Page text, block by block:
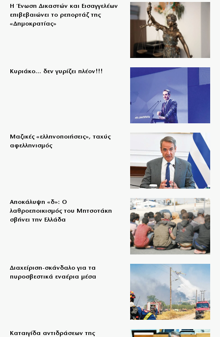
Η Ένωση Δικαστών και Εισαγγελέων
επιβεβαιώνει το ρεπορτάζ της
«Δημοκρατίας»
Κυριάκο… δεν γυρίζει πλέον!!!
Μαζικές «ελληνοποιήσεις», ταχύς
αφελληνισμός
Αποκάλυψη «δ»: Ο
λαθροεποικισμός του Μητσοτάκη
σβήνει την Ελλάδα
Διαχείριση-σκάνδαλο για τα
πυροσβεστικά εναέρια μέσα
Καταιγίδα αντιδράσεων της